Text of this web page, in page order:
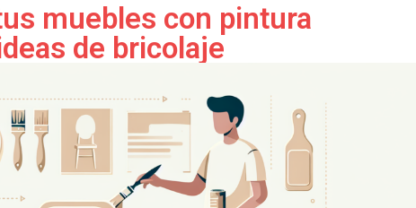
muebles con pintura
de bricolaje